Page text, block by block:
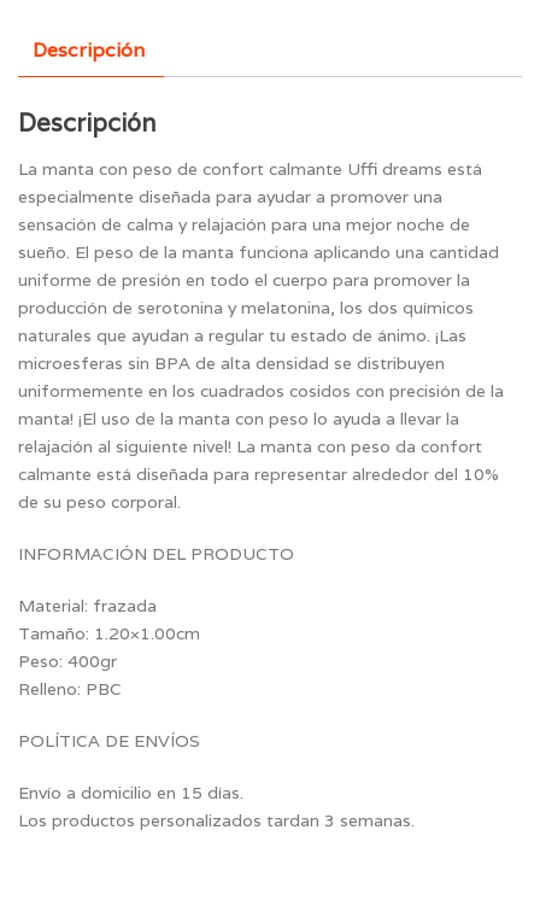
Descripción
Descripción
La manta con peso de confort calmante Uffi dreams está
especialmente diseñada para ayudar a promover una
sensación de calma y relajación para una mejor noche de
sueño. El peso de la manta funciona aplicando una cantidad
uniforme de presión en todo el cuerpo para promover la
producción de serotonina y melatonina, los dos químicos
naturales que ayudan a regular tu estado de ánimo. ¡Las
microesferas sin BPA de alta densidad se distribuyen
uniformemente en los cuadrados cosidos con precisión de la
manta! ¡El uso de la manta con peso lo ayuda a llevar la
relajación al siguiente nivel! La manta con peso da confort
calmante está diseñada para representar alrededor del 10%
de su peso corporal.
INFORMACIÓN DEL PRODUCTO
Material: frazada
Tamaño: 1.20×1.00cm
Peso: 400gr
Relleno: PBC
POLÍTICA DE ENVÍOS
Envío a domicilio en 15 días.
Los productos personalizados tardan 3 semanas.